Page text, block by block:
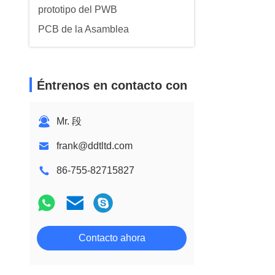
prototipo del PWB
PCB de la Asamblea
Éntrenos en contacto con
Mr. 段
frank@ddtltd.com
86-755-82715827
Contacto ahora